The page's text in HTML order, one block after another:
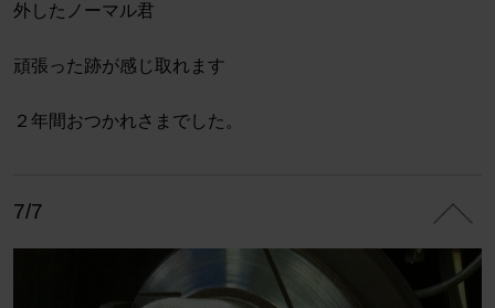
外したノーマル君
頑張った跡が感じ取れます
２年間おつかれさまでした。
7/7